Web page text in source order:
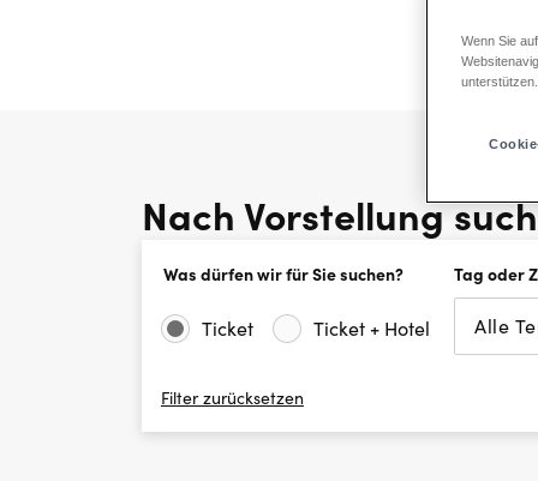
Nach Vorstellung
Was dürfen wir für Sie suchen?
Ticket Ticket + Hotel
Tag oder
Alle
Filter zurücksetzen
Wenn Sie
unterstützen.